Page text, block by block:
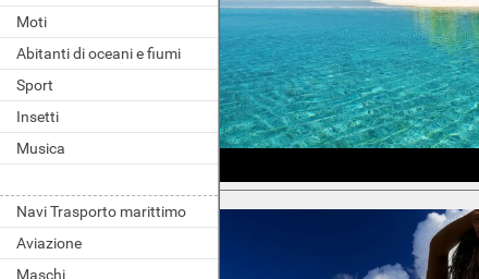
Moti
Abitanti di oceani e fiumi
Sport
Insetti
Musica
Navi Trasporto marittimo
Aviazione
Maschi